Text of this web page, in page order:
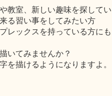
教室、新しい趣味を探して
る習い事をしてみたい方
レックスを持っている方にも
いてみませんか？
を描けるようになりますよ。